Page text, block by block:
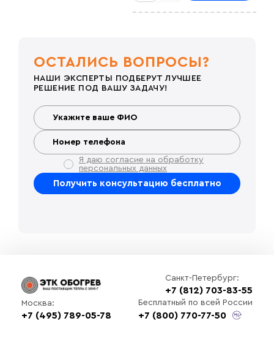
ОСТАЛИСЬ ВОПРОСЫ?
НАШИ ЭКСПЕРТЫ ПОДБЕРУТ ЛУЧШЕЕ
РЕШЕНИЕ ПОД ВАШУ ЗАДАЧУ!
Я даю согласие на обработку
персональных данных
Санкт-Петербург:
+7 (812) 703-83-55
Москва:
+7 (495) 789-05-78
Бесплатный по всей России
+7 (800) 770-77-50